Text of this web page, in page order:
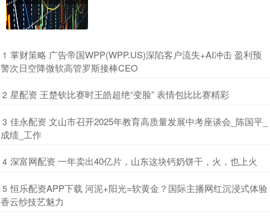
1 ​掌财策略 广告帝国WPP(WPP.US)深陷客户流失+AI冲击 盈利预
警次日空降微软高管罗斯接棒CEO
2 ​星配资 王楚钦比赛时王皓超绝“变脸” 表情包比比赛精彩
3 ​佳永配资 文山市召开2025年教育高质量发展中考座谈会_陈国平_
成绩_工作
4 ​深富网配资 一年卖出40亿片，山东这块钙奶饼干，火，也上火
5 ​恒乐配资APP下载 河泥+阳光=软黄金？国际主播网红沉浸式体验
香云纱技艺魅力